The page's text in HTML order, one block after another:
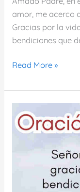
amor, me acerco
Gracias por la
bendiciones que
Oración
día
de
hoy
martes
Read More »